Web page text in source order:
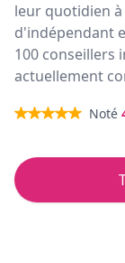
leur quotidien
d'indépendant
100 conseillers
actuellement
Noté